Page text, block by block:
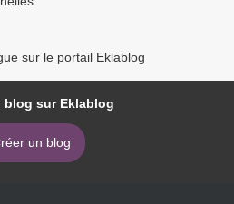
sur le portail Eklablog
blog sur Eklablog
un blog